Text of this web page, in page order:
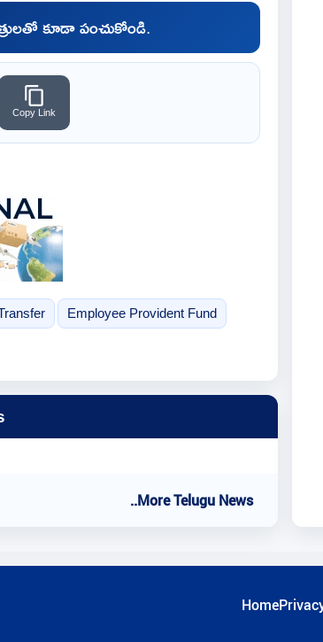
కూడా పంచుకోండి.
Copy Link
Employee Provident Fund
..More Telugu News
Home